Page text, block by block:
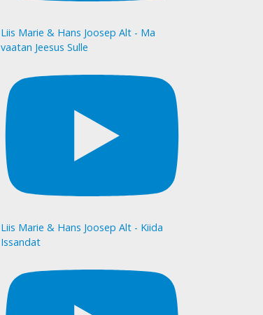
Liis Marie & Hans Joosep Alt - Ma
vaatan Jeesus Sulle
Liis Marie & Hans Joosep Alt - Kiida
Issandat